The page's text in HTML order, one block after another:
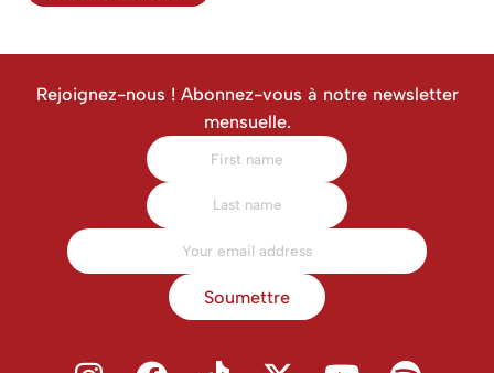
Rejoignez-nous ! Abonnez-vous à notre newsletter
mensuelle.
Soumettre